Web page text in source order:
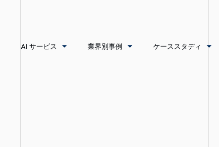
AI サービス 業界別事例 ケーススタディ